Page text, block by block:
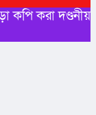
কপি করা দণ্ডনীয়